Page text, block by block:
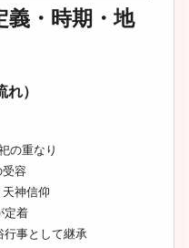
義・時期・地
）
行事として継承